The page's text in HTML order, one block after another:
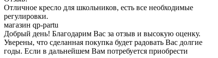
Отличное кресло для школьников, есть все необходимые
регулировки.
магазин qp-partu
Добрый день! Благодарим Вас за отзыв и высокую оценку.
Уверены, что сделанная покупка будет радовать Вас долгие
годы. Если в дальнейшем Вам потребуется приобрести